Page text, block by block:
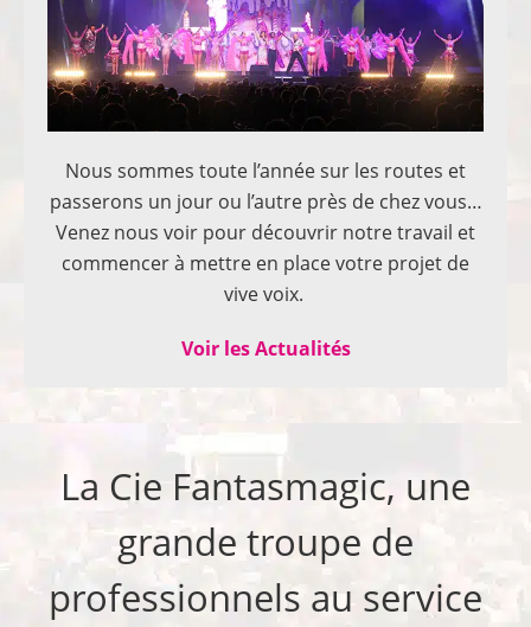
Nous sommes toute l’année sur les routes et
passerons un jour ou l’autre près de chez vous…
Venez nous voir pour découvrir notre travail et
commencer à mettre en place votre projet de
vive voix.
Voir les Actualités
La Cie Fantasmagic, une
grande troupe de
professionnels au service